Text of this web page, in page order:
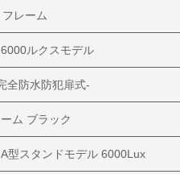
レーム
ルクスモデル
全防水防犯扉式-
ム ブラック
型スタンドモデル 6000Lux